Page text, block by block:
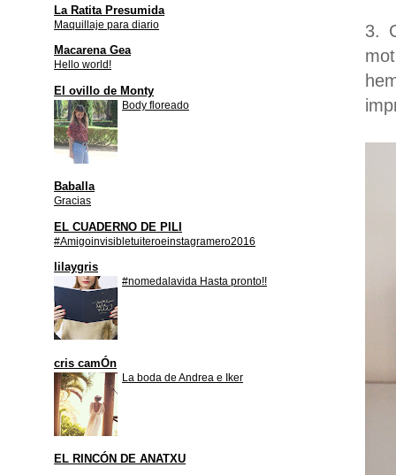
3.
La Ratita Presumida
Maquillaje para diario
Macarena Gea
Hello world!
El ovillo de Monty
Body floreado
Baballa
Gracias
EL CUADERNO DE PILI
#Amigoinvisibletuiteroeinstagramero2016
lilaygris
#nomedalavida Hasta pronto!!
cris camÓn
La boda de Andrea e Iker
EL RINCÓN DE ANATXU